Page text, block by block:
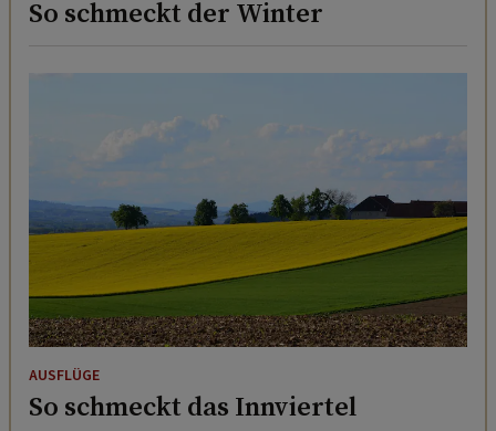
So schmeckt der Winter
AUSFLÜGE
So schmeckt das Innviertel